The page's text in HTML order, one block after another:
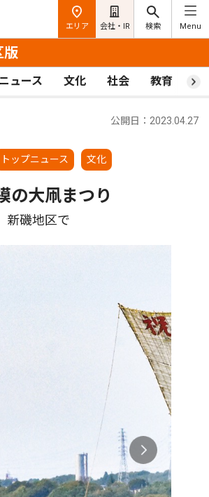
エリア 会社・IR 検索 Menu
版
ュース 文化 社会 教育 ス
トップニュース 文化
公開日：2023.04.27
の大凧まつり
新磯地区で